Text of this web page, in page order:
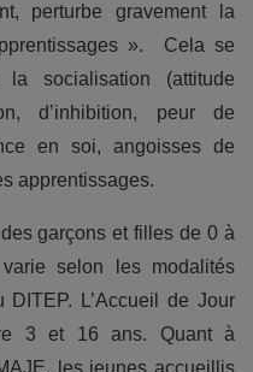
perturbe gravement la
». Cela se
socialisation (attitude
d’inhibition, peur de
en soi, angoisses de
apprentissages.
garçons et filles de 0 à
selon les modalités
DITEP. L’Accueil de Jour
3 et 16 ans. Quant à
les jeunes accueillis